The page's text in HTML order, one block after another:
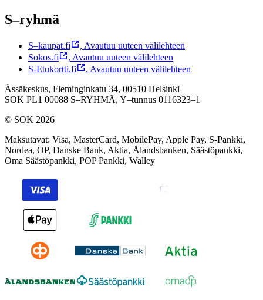
S–ryhmä
S–kaupat.fi , Avautuu uuteen välilehteen
Sokos.fi
, Avautuu uuteen välilehteen
S-Etukortti.fi
, Avautuu uuteen välilehteen
Ässäkeskus, Fleminginkatu 34, 00510 Helsinki
SOK PL1 00088 S–RYHMÄ, Y–tunnus 0116323–1
© SOK 2026
Maksutavat: Visa, MasterCard, MobilePay, Apple Pay, S-Pankki,
Nordea, OP, Danske Bank, Aktia, Ålandsbanken, Säästöpankki,
Oma Säästöpankki, POP Pankki, Walley